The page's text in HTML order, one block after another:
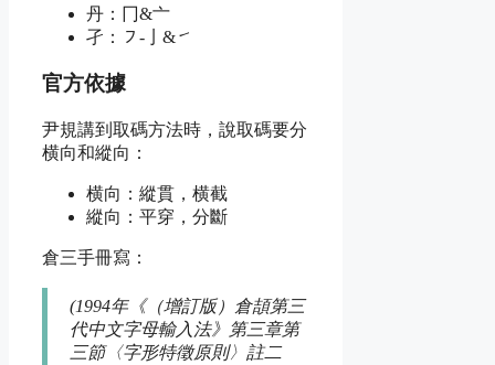
丹：冂&亠
孑：㇇-亅&㇀
官方依據
尹規講到取碼方法時，說取碼要分
横向和縱向：
横向：縱貫，横截
縱向： 平穿 ，分斷
倉三手冊寫：
(1994年《（增訂版）倉頡第三
代中文字母輸入法》第三章第
三節〈字形特徵原則〉註二